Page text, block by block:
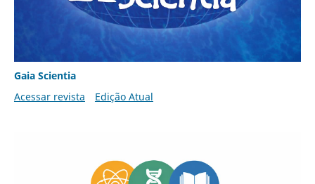
Gaia Scientia
Acessar revista
Edição Atual